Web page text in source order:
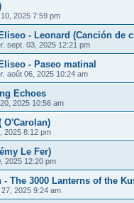
2025 7:59 pm
- Leonard (Canción de
sept. 03, 2025 12:21 pm
- Paseo matinal
août 06, 2025 10:24 am
Echoes
2025 10:56 am
O'Carolan)
2025 8:12 pm
Le Fer)
2025 12:20 pm
The 3000 Lanterns of the
2025 9:24 am